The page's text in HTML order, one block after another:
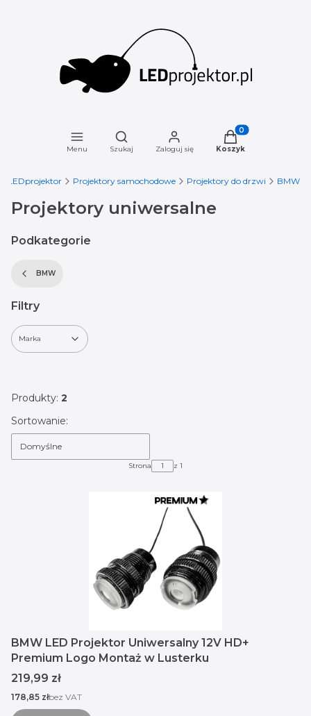
Menu
Otwórz wyszukiwarkę
Szukaj Zaloguj się
Produkty w
Koszyk
LEDprojektor Projektory samochodowe Projektory do drzwi BMW
Projektory uniwersalne
Podkategorie
BMW
Filtry
Marka
Produkty: 2
Lista produktów
Sortowanie:
Domyślne
Strona z 1
BMW LED Projektor Uniwersalny 12V HD+
Premium Logo Montaż w Lusterku
Cena
219,99 zł
Cena
178,85 złbez VAT